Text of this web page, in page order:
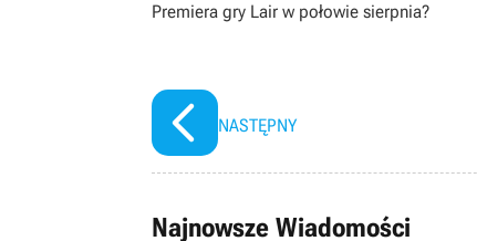
Premiera gry Lair w połowie sierpnia?
NASTĘPNY
Najnowsze Wiadomości